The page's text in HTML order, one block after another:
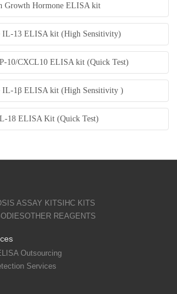
Growth Hormone ELISA kit
IL-13 ELISA kit (High Sensitivity)
10/CXCL10 ELISA kit (Quick Test)
IL-1β ELISA kit (High Sensitivity )
18 ELISA Kit (Quick Test)
ASSAY KITS IHC KITS
OTHER REAGENTS
Outsourcing
Services